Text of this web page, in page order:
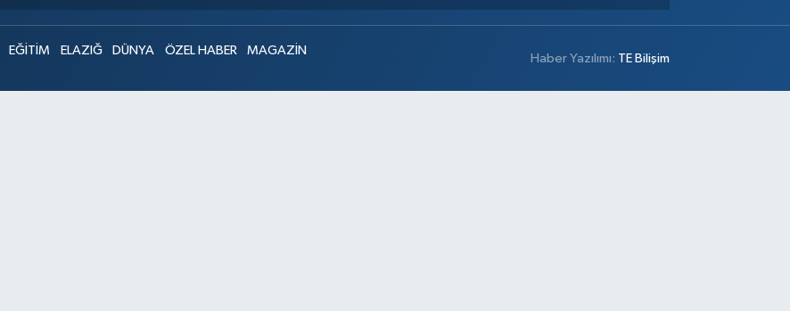
EĞİTİM ELAZIĞ DÜNYA ÖZEL HABER MAGAZİN
Haber Yazılımı: TE Bilişim